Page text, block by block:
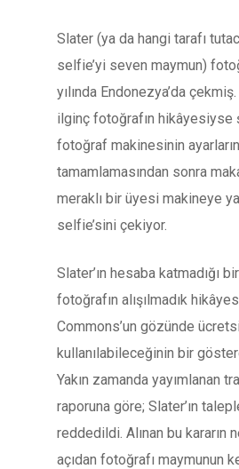
Slater (ya da hangi tarafı
selfie’yi seven maymun)
yılında Endonezya’da
ilginç fotoğrafın hikâyesiyse
fotoğraf makinesinin
tamamlamasından sonra
meraklı bir üyesi makineye
selfie’sini çekiyor.
Slater’ın hesaba katmadığı
fotoğrafın alışılmadık
Commons’un gözünde
kullanılabileceğinin bir
Yakın zamanda yayımlanan
raporuna göre; Slater’ın
reddedildi. Alınan bu kararın
açıdan fotoğrafı maymunun